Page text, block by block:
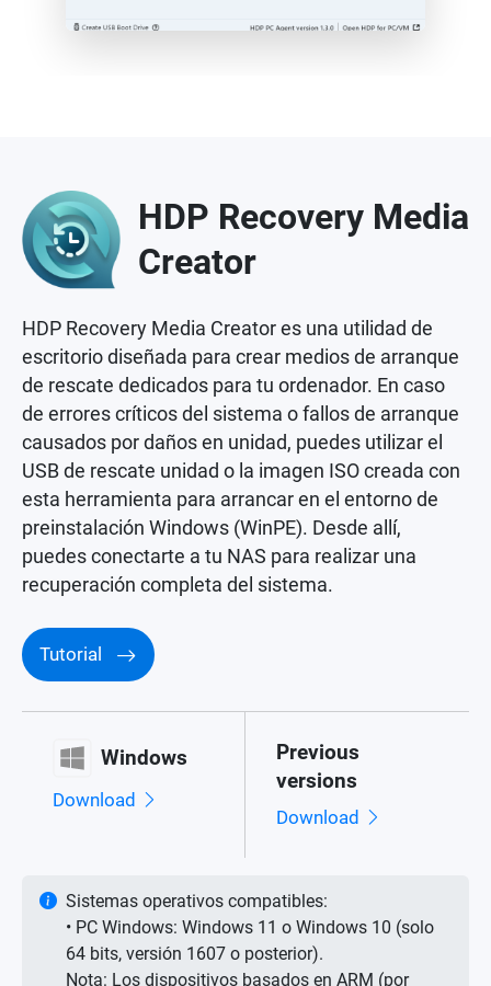
HDP Recovery Media
Creator
HDP Recovery Media Creator es una utilidad de
escritorio diseñada para crear medios de arranque
de rescate dedicados para tu ordenador. En caso
de errores críticos del sistema o fallos de arranque
causados por daños en unidad, puedes utilizar el
USB de rescate unidad o la imagen ISO creada con
esta herramienta para arrancar en el entorno de
preinstalación Windows (WinPE). Desde allí,
puedes conectarte a tu NAS para realizar una
recuperación completa del sistema.
Tutorial
Windows
Download
Previous
versions
Download
Sistemas operativos compatibles:
• PC Windows: Windows 11 o Windows 10 (solo
64 bits, versión 1607 o posterior).
Nota: Los dispositivos basados en ARM (por